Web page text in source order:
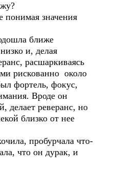
понимая значения
ближе
и, делая
расшаркиваясь
рискованно около
фортель, фокус,
Вроде он
делает реверанс, но
близко от нее
пробурчала что-
что он дурак, и